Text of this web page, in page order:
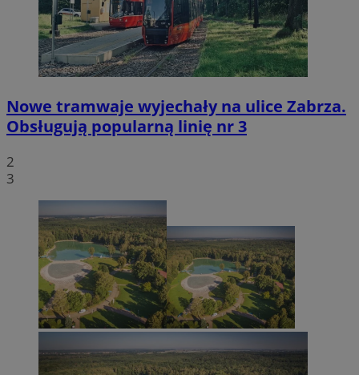
Nowe tramwaje wyjechały na ulice Zabrza.
Obsługują popularną linię nr 3
2
3